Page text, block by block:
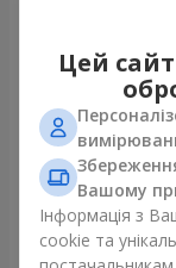
Букет "Piedmont"
5 332 грн
Цей
Вашому
Інформація з
cookie та